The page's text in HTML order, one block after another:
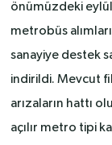
önümüzdeki eylül
metrobüs
sanayiye destek
indirildi. Mevcut
arızaların hattı
açılır metro tipi